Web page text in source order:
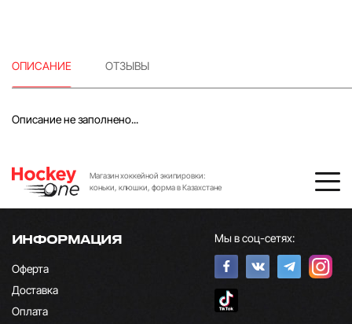
ОПИСАНИЕ ОТЗЫВЫ
Описание не заполнено...
Магазин хоккейной экипировки:
коньки, клюшки, форма в Казахстане
ИНФОРМАЦИЯ
Оферта
Доставка
Оплата
Мы в соц-сетях: